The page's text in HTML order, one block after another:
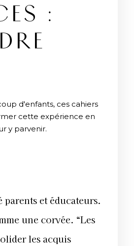
:
d'enfants, ces cahiers
cette expérience en
y parvenir.
parents et éducateurs.
une corvée. “Les
les acquis